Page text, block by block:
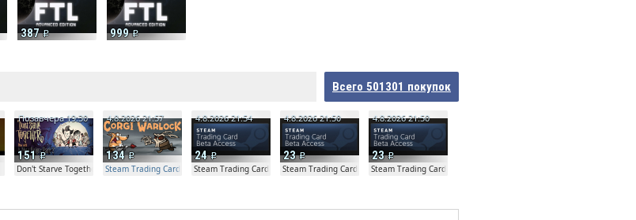
387 999
Всего 501301 покупок
151
Позавчера 19:30
Don't Starve Together
134
4.8.2026 21:57
Steam Trading Card Beta Access - Extra Copy
24
4.8.2026 21:54
Steam Trading Card Beta
23
4.8.2026 21:50
Steam Trading Card Beta
23
4.8.2026 21:50
Steam Trading Card Beta